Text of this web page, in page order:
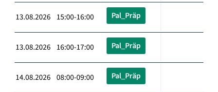
13.08.2026 15:00-16:00 Pal_Präp
13.08.2026 16:00-17:00 Pal_Präp
14.08.2026 08:00-09:00 Pal_Präp